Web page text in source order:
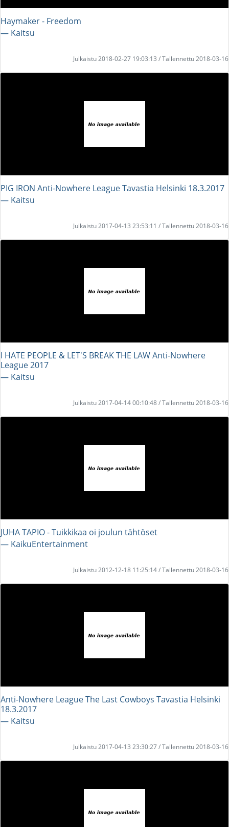
Haymaker - Freedom
― Kaitsu
Julkaistu 2018-02-27 19:03:13 / Tallennettu 2018-03-16
PIG IRON Anti-Nowhere League Tavastia Helsinki 18.3.2017
― Kaitsu
Julkaistu 2017-04-13 23:53:11 / Tallennettu 2018-03-16
I HATE PEOPLE & LET'S BREAK THE LAW Anti-Nowhere
League 2017
― Kaitsu
Julkaistu 2017-04-14 00:10:48 / Tallennettu 2018-03-16
JUHA TAPIO - Tuikkikaa oi joulun tähtöset
― KaikuEntertainment
Julkaistu 2012-12-18 11:25:14 / Tallennettu 2018-03-16
Anti-Nowhere League The Last Cowboys Tavastia Helsinki
18.3.2017
― Kaitsu
Julkaistu 2017-04-13 23:30:27 / Tallennettu 2018-03-16